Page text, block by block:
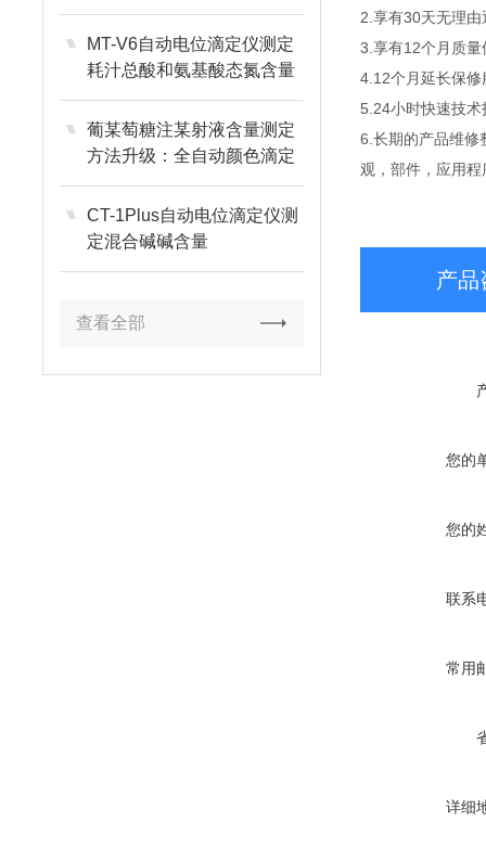
定显影液中TMAH浓度
MT-V6自动电位滴定仪测定
耗汁总酸和氨基酸态氮含量
葡某萄糖注某射液含量测定
方法升级：全自动颜色滴定
仪提升数据重现性
CT-1Plus自动电位滴定仪测
定混合碱碱含量
查看全部
2.享有30天无理
3.享有12个月质
4.12个月延长保
5.24小时快速技
6.长期的产品维修
观，部件，应用
产品
您的
您的
联系
常用
详细